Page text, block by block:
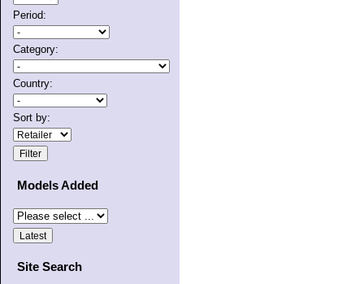
Period:
Category:
Country:
Sort by:
Models Added
Site Search